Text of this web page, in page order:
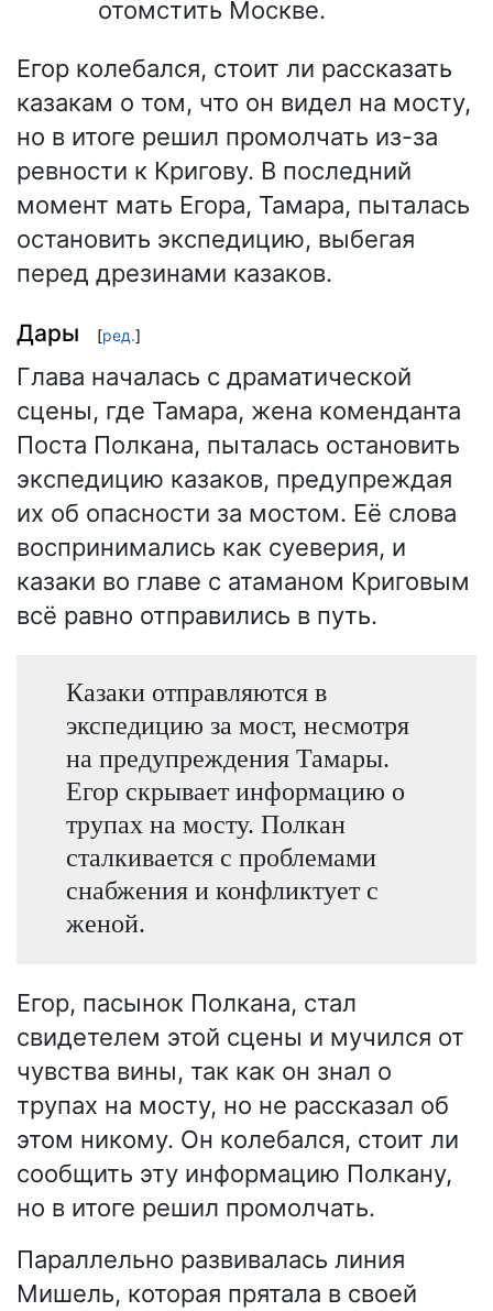
отомстить Москве.
Егор колебался, стоит ли рассказать
казакам о том, что он видел на мосту,
но в итоге решил промолчать из-за
ревности к Кригову. В последний
момент мать Егора, Тамара, пыталась
остановить экспедицию, выбегая
перед дрезинами казаков.
Дары [ред.]
Глава началась с драматической
сцены, где Тамара, жена коменданта
Поста Полкана, пыталась остановить
экспедицию казаков, предупреждая
их об опасности за мостом. Её слова
воспринимались как суеверия, и
казаки во главе с атаманом Криговым
всё равно отправились в путь.
Казаки отправляются в
экспедицию за мост, несмотря
на предупреждения Тамары.
Егор скрывает информацию о
трупах на мосту. Полкан
сталкивается с проблемами
снабжения и конфликтует с
женой.
Егор, пасынок Полкана, стал
свидетелем этой сцены и мучился от
чувства вины, так как он знал о
трупах на мосту, но не рассказал об
этом никому. Он колебался, стоит ли
сообщить эту информацию Полкану,
но в итоге решил промолчать.
Параллельно развивалась линия
Мишель, которая прятала в своей